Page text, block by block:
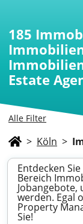
Alle Filter
185
Estate
> Köln >
Entdecken
Bereich
werden. Egal
Property
Sie!